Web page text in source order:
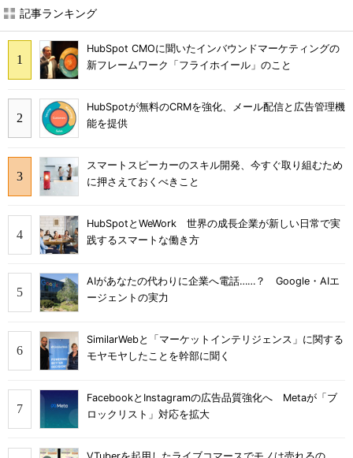
記事ランキング
HubSpot CMOに聞いたインバウンドマーケティングの
新フレームワーク「フライホイール」のこと
HubSpotが無料のCRMを強化、メール配信と広告管理機
能を提供
スマートスピーカーのスキル開発、今すぐ取り組むため
に押さえておくべきこと
HubSpotとWeWork 世界の成長企業が新しい日常で実
践するスマートな働き方
AIがあなたの代わりに企業へ電話……？ Google・AIエ
ージェントの実力
SimilarWebと「マーケットインテリジェンス」に関する
モヤモヤしたことを幹部に聞く
FacebookとInstagramの広告品質強化へ Metaが「ブ
ロックリスト」対応を拡大